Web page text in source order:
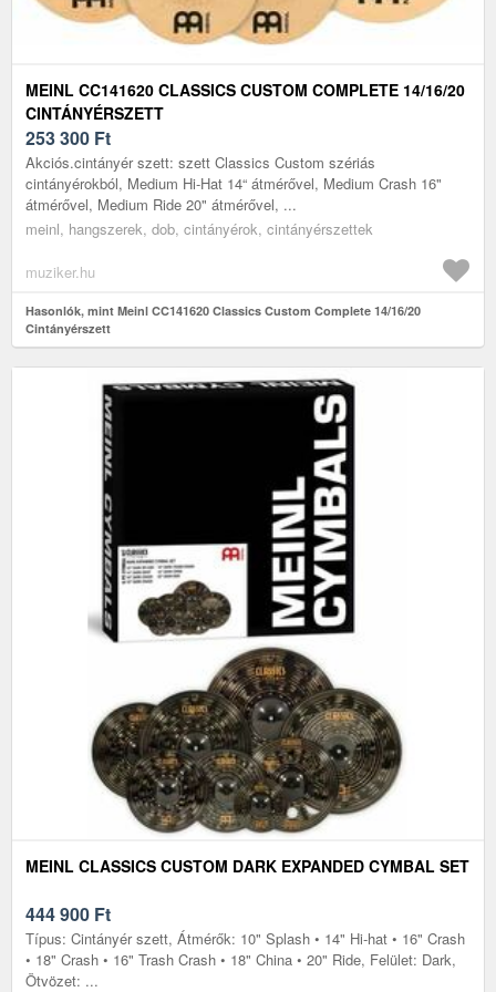
MEINL CC141620 CLASSICS CUSTOM COMPLETE 14/16/20
CINTÁNYÉRSZETT
253 300 Ft
Akciós.cintányér szett: szett Classics Custom szériás
cintányérokból, Medium Hi-Hat 14“ átmérővel, Medium Crash 16"
átmérővel, Medium Ride 20" átmérővel, ...
meinl, hangszerek, dob, cintányérok, cintányérszettek
muziker.hu
Hasonlók, mint Meinl CC141620 Classics Custom Complete 14/16/20
Cintányérszett
MEINL CLASSICS CUSTOM DARK EXPANDED CYMBAL SET
444 900 Ft
Típus: Cintányér szett, Átmérők: 10" Splash • 14" Hi-hat • 16" Crash
• 18" Crash • 16" Trash Crash • 18" China • 20" Ride, Felület: Dark,
Ötvözet: ...